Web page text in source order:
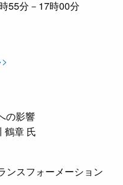
55分－17時00分
の影響
鶴章 氏
ンスフォーメーション